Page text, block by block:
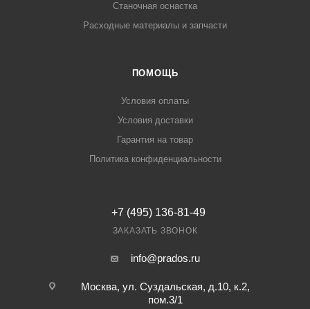
Станочная оснастка
Расходные материалы и запчасти
ПОМОЩЬ
Условия оплаты
Условия доставки
Гарантия на товар
Политика конфиденциальности
+7 (495) 136-81-49
ЗАКАЗАТЬ ЗВОНОК
info@prados.ru
Москва, ул. Суздальская, д.10, к.2,
пом.3/1